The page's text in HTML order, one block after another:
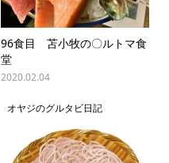
96食目 苫小牧の〇ルトマ食
堂
2020.02.04
オヤジのグルタビ日記